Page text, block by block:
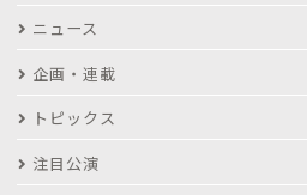
ニュース
企画・連載
トピックス
注目公演